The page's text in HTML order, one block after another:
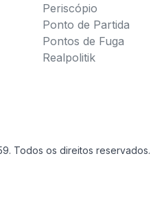
Periscópio
Ponto de Partida
Pontos de Fuga
Realpolitik
Todos os direitos reservados.